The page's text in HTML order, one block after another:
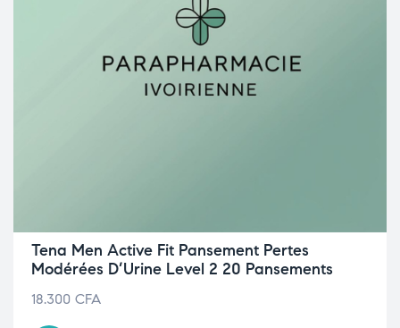
Tena Men Active Fit Pansement Pertes
Modérées D’Urine Level 2 20 Pansements
18.300 CFA